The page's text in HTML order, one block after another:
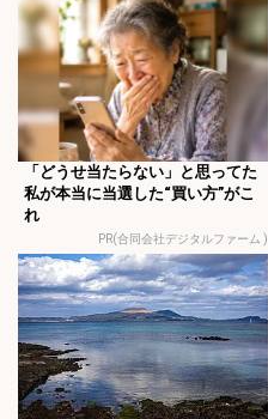
「どうせ当たらない」と思ってた
私が本当に当選した“買い方”がこ
れ
PR(合同会社デジタルファーム )